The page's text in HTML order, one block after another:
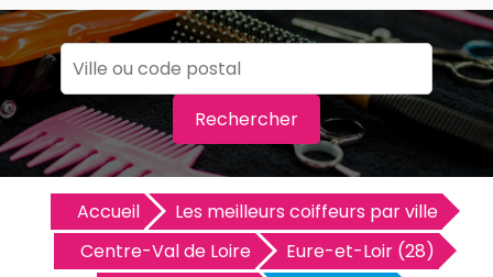
Rechercher
Accueil
Les meilleurs coiffeurs par ville
Centre-Val de Loire
Eure-et-Loir (28)